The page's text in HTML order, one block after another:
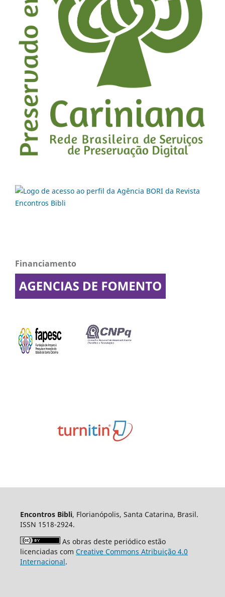
Financiamento
Encontros Bibli, Florianópolis, Santa Catarina, Brasil.
ISSN 1518-2924.
As obras deste periódico estão
licenciadas com Creative Commons Atribuição 4.0
Internacional.